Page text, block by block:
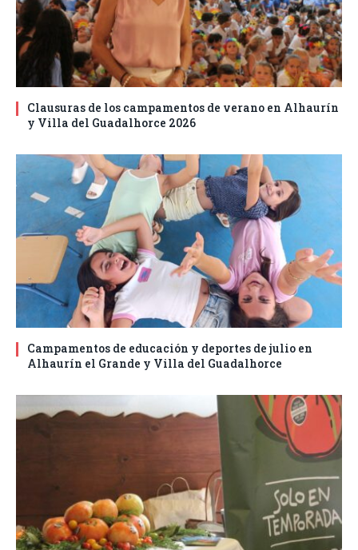
Clausuras de los campamentos de verano en Alhaurín
y Villa del Guadalhorce 2026
Campamentos de educación y deportes de julio en
Alhaurín el Grande y Villa del Guadalhorce